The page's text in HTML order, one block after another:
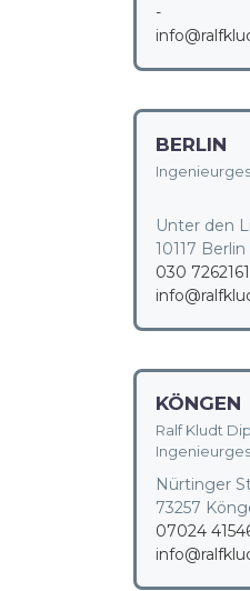
-
BERLIN
Unter den
10117 Berlin
030
KÖNGEN
Ralf Kludt
Nürtinger
73257
07024